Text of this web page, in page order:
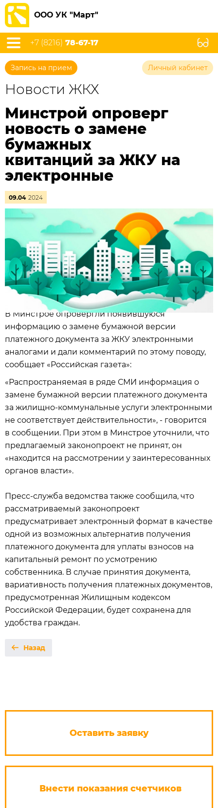
ООО УК "Март"
+7 (8216) 78-67-17
Запись на прием Личный кабинет
Новости ЖКХ
Минстрой опроверг
новость о замене
бумажных
квитанций за ЖКУ на
электронные
09.04 2024
В Минстрое опровергли появившуюся
информацию о замене бумажной версии
платежного документа за ЖКУ электронными
аналогами и дали комментарий по этому поводу,
сообщает «Российская газета»:
«Распространяемая в ряде СМИ информация о
замене бумажной версии платежного документа
за жилищно-коммунальные услуги электронными
не соответствует действительности», - говорится
в сообщении. При этом в Минстрое уточнили, что
предлагаемый законопроект не принят, он
«находится на рассмотрении у заинтересованных
органов власти».
Пресс-служба ведомства также сообщила, что
рассматриваемый законопроект
предусматривает электронный формат в качестве
одной из возможных альтернатив получения
платежного документа для уплаты взносов на
капитальный ремонт по усмотрению
собственника. В случае принятия документа,
вариативность получения платежных документов,
предусмотренная Жилищным кодексом
Российской Федерации, будет сохранена для
удобства граждан.
Назад
Оставить заявку
Внести показания счетчиков